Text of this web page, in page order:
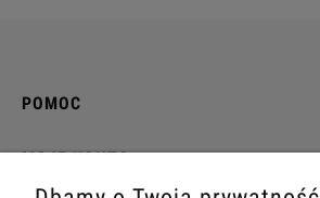
POMOC
MOJE KONTO